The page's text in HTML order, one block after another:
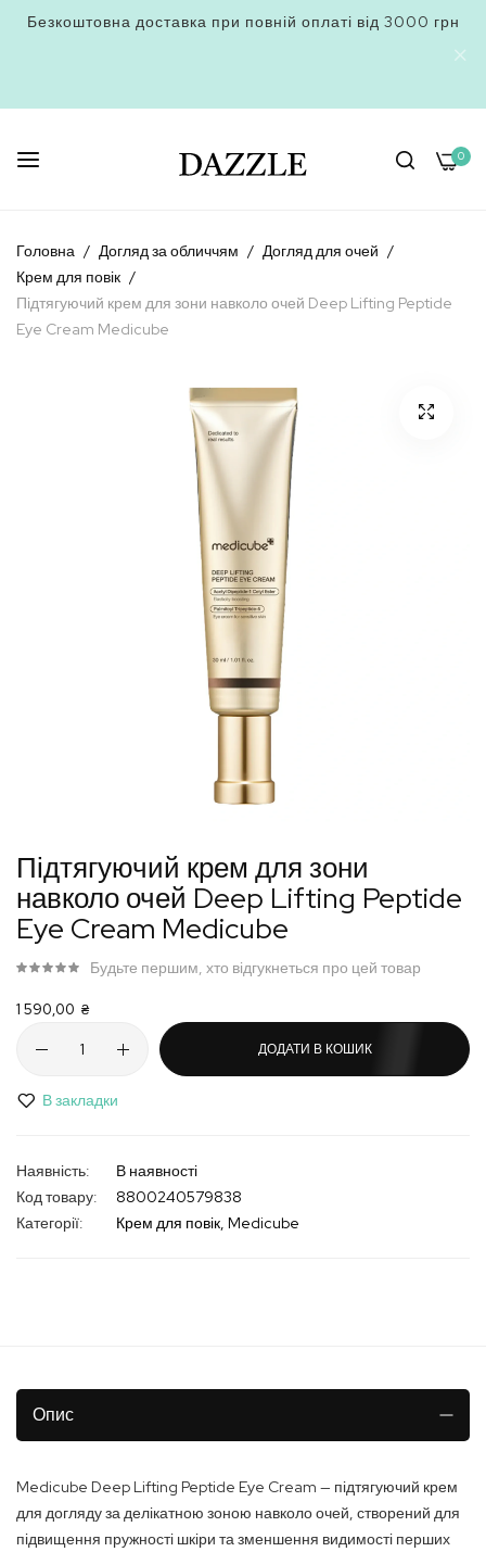
Безкоштовна доставка при повній оплаті від 3000 грн
0
to
Content
Головна Догляд за обличчям
Догляд для очей
Крем для повік
Підтягуючий крем для зони навколо очей Deep Lifting Peptide
Eye Cream Medicube
початку
галереї
зображень
Підтягуючий крем для зони
навколо очей Deep Lifting Peptide
Eye Cream Medicube
1 590,00 ₴
Будьте першим, хто відгукнеться про цей товар
ДОДАТИ В КОШИК
В закладки
В наявності
Код товару
8800240579838
Категорії:
Крем для повік Medicube
Опис
Medicube Deep Lifting Peptide Eye Cream — підтягуючий крем
для догляду за делікатною зоною навколо очей, створений для
підвищення пружності шкіри та зменшення видимості перших